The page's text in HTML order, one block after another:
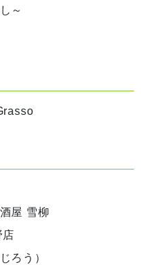
～
屋 雪柳
店
ろう）